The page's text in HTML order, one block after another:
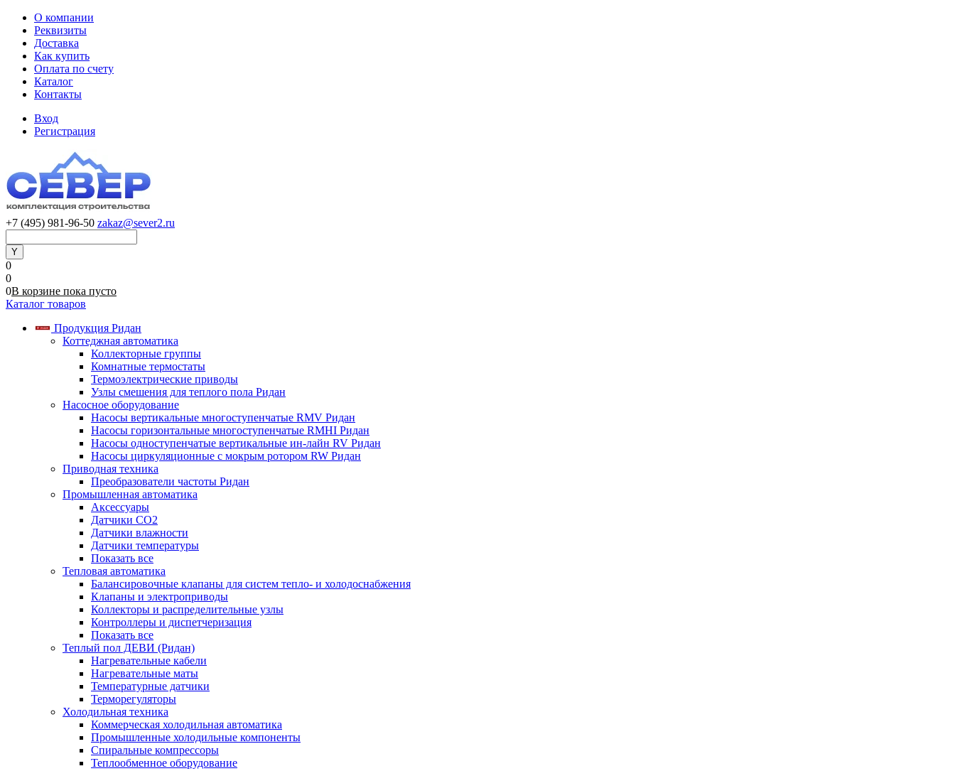
О компании
Реквизиты
Доставка
Как купить
Оплата по счету
Каталог
Контакты
Вход
Регистрация
+7 (495) 981-96-50 zakaz@sever2.ru
0
0
0В корзине пока пусто
Каталог товаров
Продукция Ридан
Коттеджная автоматика
Коллекторные группы
Комнатные термостаты
Термоэлектрические приводы
Узлы смешения для теплого пола Ридан
Насосное оборудование
Насосы вертикальные многоступенчатые RMV Ридан
Насосы горизонтальные многоступенчатые RMHI Ридан
Насосы одноступенчатые вертикальные ин-лайн RV Ридан
Насосы циркуляционные с мокрым ротором RW Ридан
Приводная техника
Преобразователи частоты Ридан
Промышленная автоматика
Аксессуары
Датчики CO2
Датчики влажности
Датчики температуры
Показать все
Тепловая автоматика
Балансировочные клапаны для систем тепло- и холодоснабжения
Клапаны и электроприводы
Коллекторы и распределительные узлы
Контроллеры и диспетчеризация
Показать все
Теплый пол ДЕВИ (Ридан)
Нагревательные кабели
Нагревательные маты
Температурные датчики
Терморегуляторы
Холодильная техника
Коммерческая холодильная автоматика
Промышленные холодильные компоненты
Спиральные компрессоры
Теплообменное оборудование